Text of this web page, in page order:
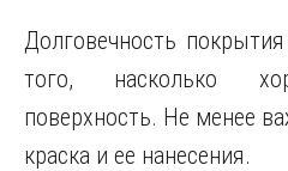
Долговечность
того, насколько
поверхность. Не менее
краска и ее нанесения.